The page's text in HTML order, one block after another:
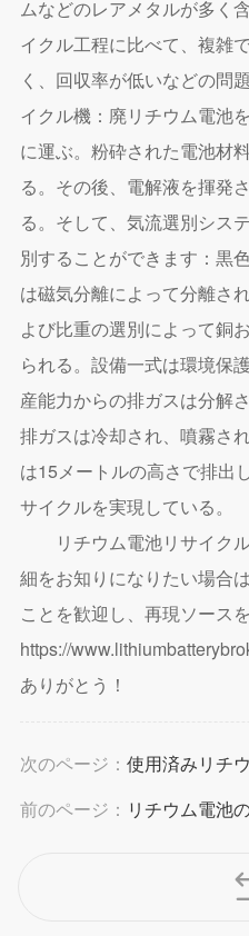
ムなどのレアメタルが多く
イクル工程に比べて、複雑
く、回収率が低いなどの問
イクル機：廃リチウム電池
に運ぶ。粉砕された電池材
る。その後、電解液を揮発
る。そして、気流選別シス
別することができます：黒
は磁気分離によって分離さ
よび比重の選別によって銅
られる。設備一式は環境保
産能力からの排ガスは分解
排ガスは冷却され、噴霧さ
は15メートルの高さで排出
サイクルを実現している。
リチウム電池リサイク
細をお知りになりたい場合
ことを歓迎し、再現ソース
https://
ありがとう！
次のページ： 使用済みリチ
前のページ： リチウム電池